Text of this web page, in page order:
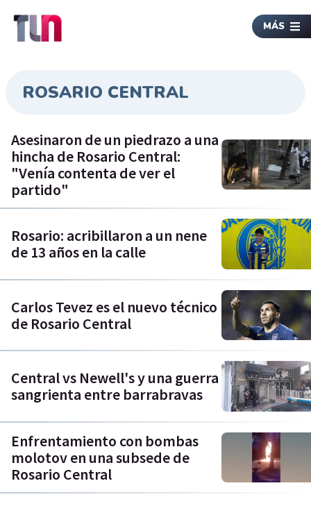
MÁS
ROSARIO CENTRAL
Asesinaron de un piedrazo a una
hincha de Rosario Central:
"Venía contenta de ver el
partido"
Rosario: acribillaron a un nene
de 13 años en la calle
Carlos Tevez es el nuevo técnico
de Rosario Central
Central vs Newell's y una guerra
sangrienta entre barrabravas
Enfrentamiento con bombas
molotov en una subsede de
Rosario Central